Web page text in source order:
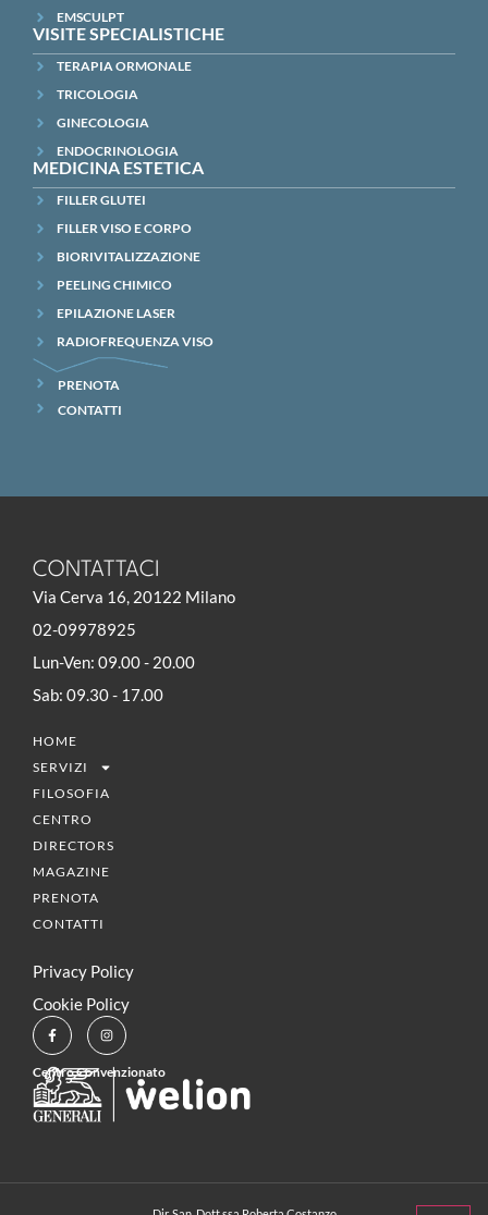
EMSCULPT
VISITE SPECIALISTICHE
TERAPIA ORMONALE
TRICOLOGIA
GINECOLOGIA
ENDOCRINOLOGIA
MEDICINA ESTETICA
FILLER GLUTEI
FILLER VISO E CORPO
BIORIVITALIZZAZIONE
PEELING CHIMICO
EPILAZIONE LASER
RADIOFREQUENZA VISO
PRENOTA
CONTATTI
CONTATTACI
Via Cerva 16, 20122 Milano
02-09978925
Lun-Ven: 09.00 - 20.00
Sab: 09.30 - 17.00
HOME
SERVIZI
FILOSOFIA
CENTRO
DIRECTORS
MAGAZINE
PRENOTA
CONTATTI
Privacy Policy
Cookie Policy
Centro Convenzionato